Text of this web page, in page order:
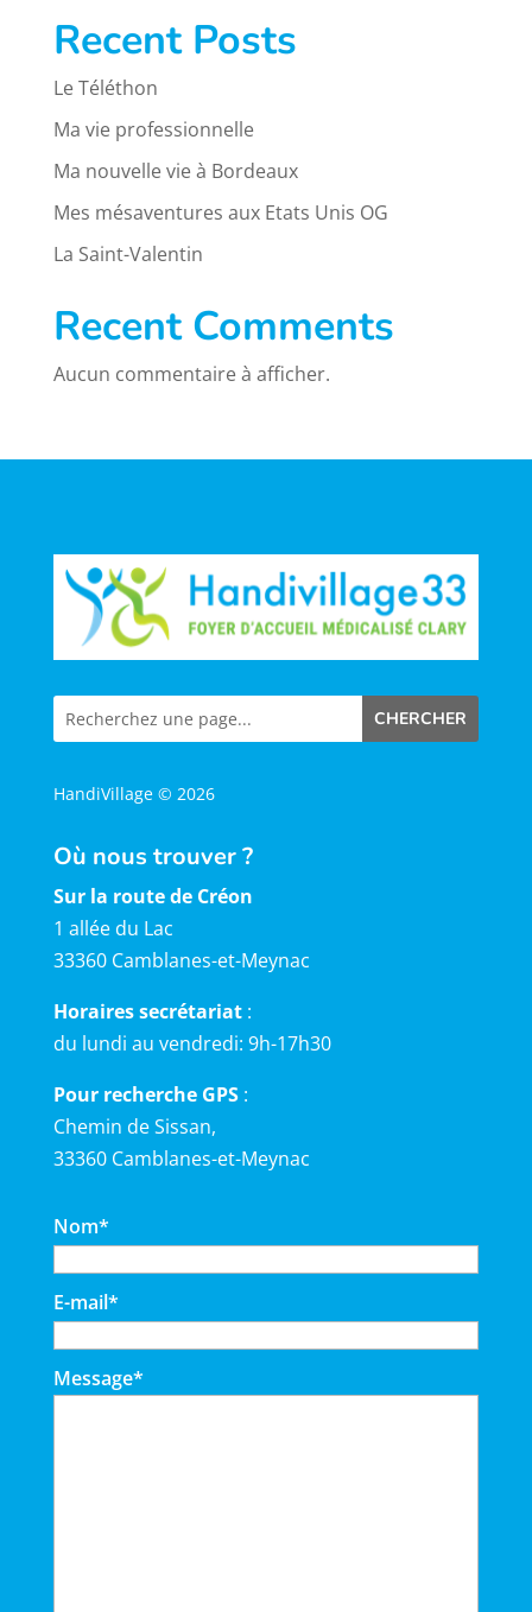
Recent Posts
Le Téléthon
Ma vie professionnelle
Ma nouvelle vie à Bordeaux
Mes mésaventures aux Etats Unis OG
La Saint-Valentin
Recent Comments
Aucun commentaire à afficher.
HandiVillage © 2026
Où nous trouver ?
Sur la route de Créon
1 allée du Lac
33360 Camblanes-et-Meynac
Horaires secrétariat:
du lundi au vendredi: 9h-17h30
Pour recherche GPS:
Chemin de Sissan,
33360 Camblanes-et-Meynac
Nom*
E-mail*
Message*